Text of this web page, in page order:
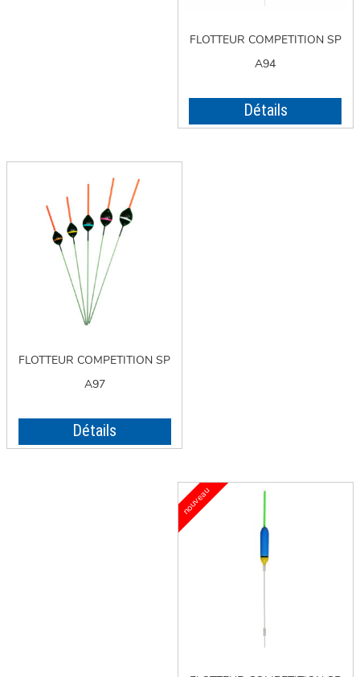
FLOTTEUR COMPETITION SP
A94
Détails
FLOTTEUR COMPETITION SP
A97
Détails